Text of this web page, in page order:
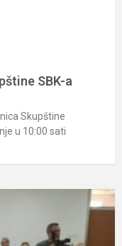
SBK-a
Skupštine
u 10:00 sati